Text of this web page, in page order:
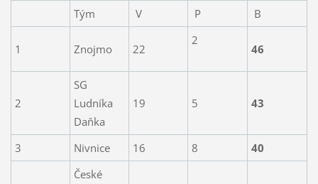
Tým V P B
1 Znojmo 22
2
46
2
SG
Ludníka
Daňka
19 5 43
3 Nivnice 16 8 40
České